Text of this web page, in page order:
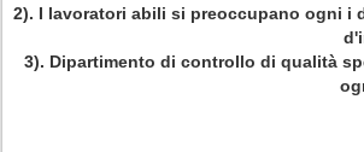
2). I lavoratori abili si preoccupano ogni i
3). Dipartimento di controllo di qualità